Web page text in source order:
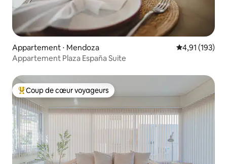
Appartement ⋅ Mendoza Évaluation
4,91 (193)
Appartement Plaza España Suite
Coups de cœur voyageurs les plus appréciés
Coup de cœur voyageurs